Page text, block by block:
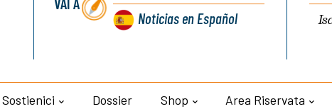
Noticiasen Español
Sostienici Dossier Shop Area Riservata